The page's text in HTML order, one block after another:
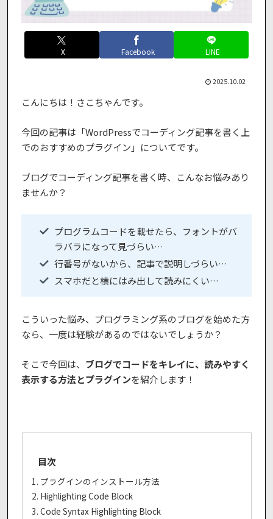
X Facebook LINE
2025.10.02
こんにちは！さこちゃんです。
今回の記事は「WordPressでコーディング記事を書く上
でのおすすめのプラグイン」についてです。
ブログでコーディング記事を書く時、こんなお悩みあり
ませんか？
プログラムコードを載せたら、フォントがバ
ラバラになって見づらい…
行番号がないから、記事で説明しづらい…
スマホだと横にはみ出して読みにくい…
こういった悩み、プログラミング系のブログを始めた方
なら、一度は経験があるのではないでしょうか？
そこで今回は、 ブログでコードをキレイに、読みやすく
表示する方法とプラグインを紹介します！
目次
プラグインのインストール方法
Highlighting Code Block
Code Syntax Highlighting Block